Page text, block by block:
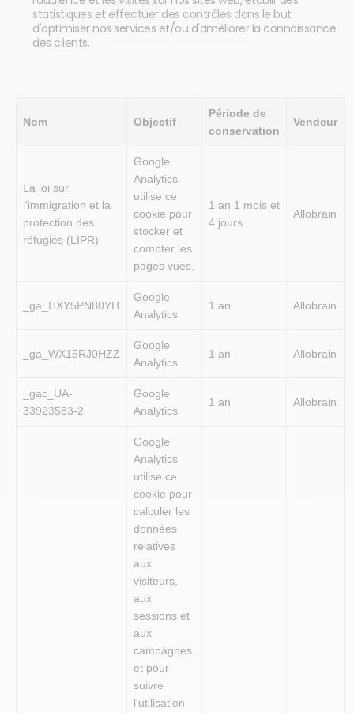
statistiques et effectuer des contrôles dans le but
d'optimiser nos services et/ou d'améliorer la connaissance
des clients.
Nom Objectif
Période de
conservation
Vendeur
La loi sur
l'immigration et la
protection des
réfugiés (LIPR)
Google
Analytics
utilise ce
cookie pour
stocker et
compter les
pages vues.
1 an 1 mois et
4 jours
Allobrain
_ga_HXY5PN80YH
Google
Analytics
1 an Allobrain
_ga_WX15RJ0HZZ
Google
Analytics
1 an Allobrain
_gac_UA-
33923583-2
Google
Analytics
1 an Allobrain
Google
Analytics
utilise ce
cookie pour
calculer les
données
relatives
aux
visiteurs,
aux
sessions et
aux
campagnes
et pour
suivre
l'utilisation